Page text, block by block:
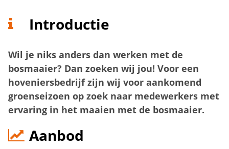
Introductie
Wil je niks anders dan werken met de
bosmaaier? Dan zoeken wij jou! Voor een
hoveniersbedrijf zijn wij voor aankomend
groenseizoen op zoek naar medewerkers met
ervaring in het maaien met de bosmaaier.
Aanbod